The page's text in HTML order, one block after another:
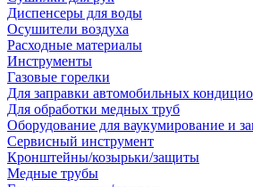
Диспенсеры для воды
Осушители воздуха
Расходные материалы
Инструменты
Газовые горелки
Для заправки автомобильных
Для обработки медных труб
Оборудование для ваукумирование и
Сервисный инструмент
Кронштейны/козырьки/защиты
Медные трубы